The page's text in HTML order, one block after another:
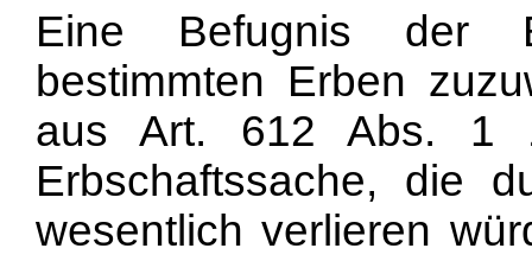
Eine Befugnis der
bestimmten Erben
aus Art. 612 Abs. 1
Erbschaftssache, die
wesentlich verlieren